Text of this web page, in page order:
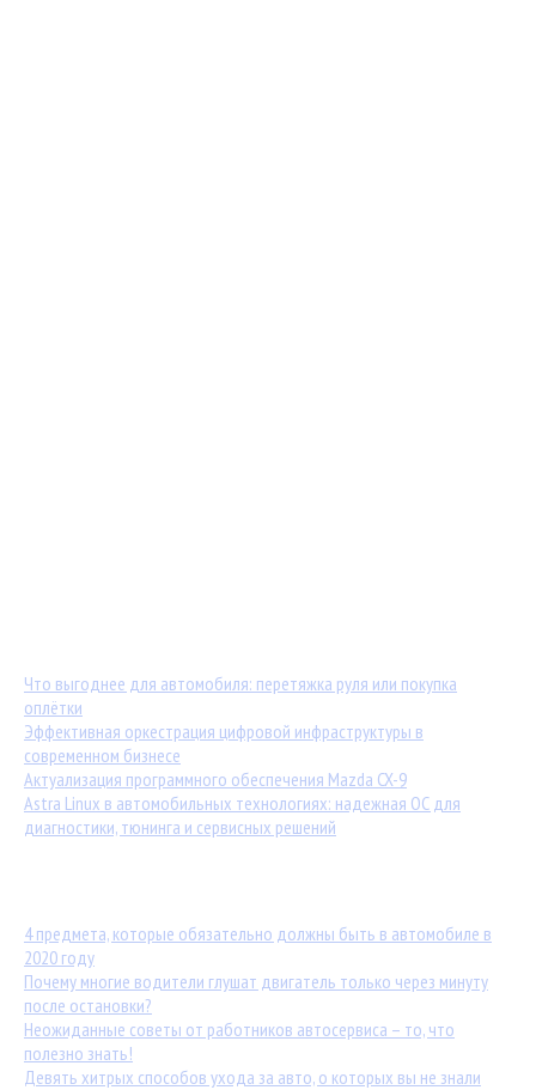
Что выгоднее для автомобиля: перетяжка руля или покупка
оплётки
Эффективная оркестрация цифровой инфраструктуры в
современном бизнесе
Актуализация программного обеспечения Mazda CX-9
Astra Linux в автомобильных технологиях: надежная ОС для
диагностики, тюнинга и сервисных решений
4 предмета, которые обязательно должны быть в автомобиле в
2020 году
Почему многие водители глушат двигатель только через минуту
после остановки?
Неожиданные советы от работников автосервиса – то, что
полезно знать!
Девять хитрых способов ухода за авто, о которых вы не знали